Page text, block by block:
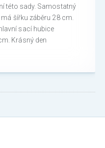
této sady. Samostatný
šířku záběru 28 cm.
sací hubice
Krásný den